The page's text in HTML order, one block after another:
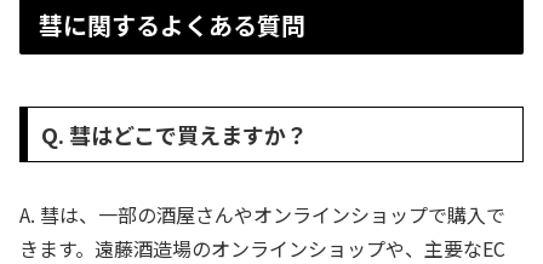
彗に関するよくある質問
Q. 彗はどこで買えますか？
A. 彗は、一部の酒屋さんやオンラインショップで購入で
きます。遠藤酒造場のオンラインショップや、主要なEC